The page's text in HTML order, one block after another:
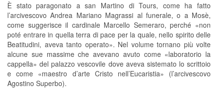
È stato paragonato a san Martino di Tours, come ha fatto
l’arcivescovo Andrea Mariano Magrassi al funerale, o a Mosè,
come suggerisce il cardinale Marcello Semeraro, perché «non
poté entrare in quella terra di pace per la quale, nello spirito delle
Beatitudini, aveva tanto operato». Nel volume tornano più volte
alcune sue massime che avevano avuto come «laboratorio la
cappella» del palazzo vescovile dove aveva sistemato lo scrittoio
e come «maestro d’arte Cristo nell’Eucaristia» (l’arcivescovo
Agostino Superbo).